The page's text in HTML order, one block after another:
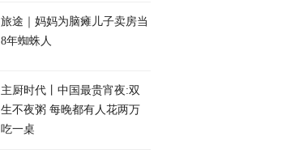
旅途｜妈妈为脑瘫儿子卖房当
8年蜘蛛人
主厨时代丨中国最贵宵夜:双
生不夜粥 每晚都有人花两万
吃一桌